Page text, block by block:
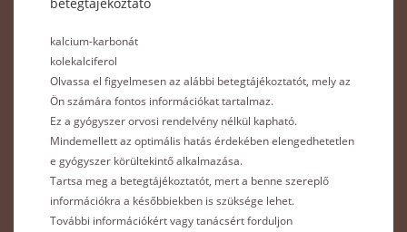
kalcium-karbonát
kolekalciferol
Olvassa el figyelmesen az alábbi betegtájékoztatót, mely az
Ön számára fontos információkat tartalmaz.
Ez a gyógyszer orvosi rendelvény nélkül kapható.
Mindemellett az optimális hatás érdekében elengedhetetlen
e gyógyszer körültekintő alkalmazása.
Tartsa meg a betegtájékoztatót, mert a benne szereplő
információkra a későbbiekben is szüksége lehet.
További információkért vagy tanácsért forduljon